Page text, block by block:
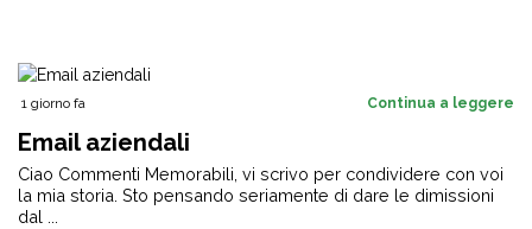
1 giorno fa Continua a leggere
Email aziendali
Ciao Commenti Memorabili, vi scrivo per condividere con voi
la mia storia. Sto pensando seriamente di dare le dimissioni
dal ...